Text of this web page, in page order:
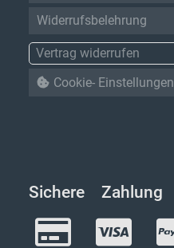
Sichere Zahlung
Widerrufsbelehrung
Vertrag widerrufen
Cookie- Einstellungen